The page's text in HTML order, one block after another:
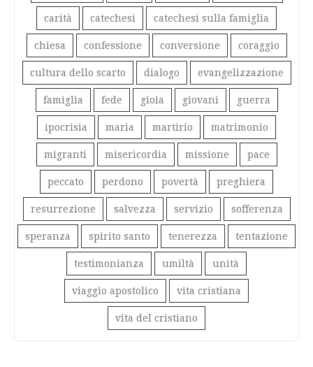
carità catechesi catechesi sulla famiglia
chiesa confessione conversione coraggio
cultura dello scarto dialogo evangelizzazione
famiglia fede gioia giovani guerra
ipocrisia maria martirio matrimonio
migranti misericordia missione pace
peccato perdono povertà preghiera
resurrezione salvezza servizio sofferenza
speranza spirito santo tenerezza tentazione
testimonianza umiltà unità
viaggio apostolico vita cristiana
vita del cristiano